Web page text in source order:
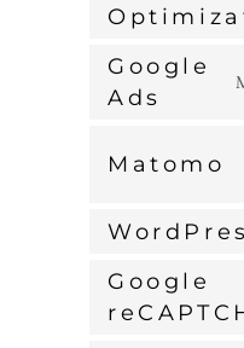
Google
Ads
Matomo
Google